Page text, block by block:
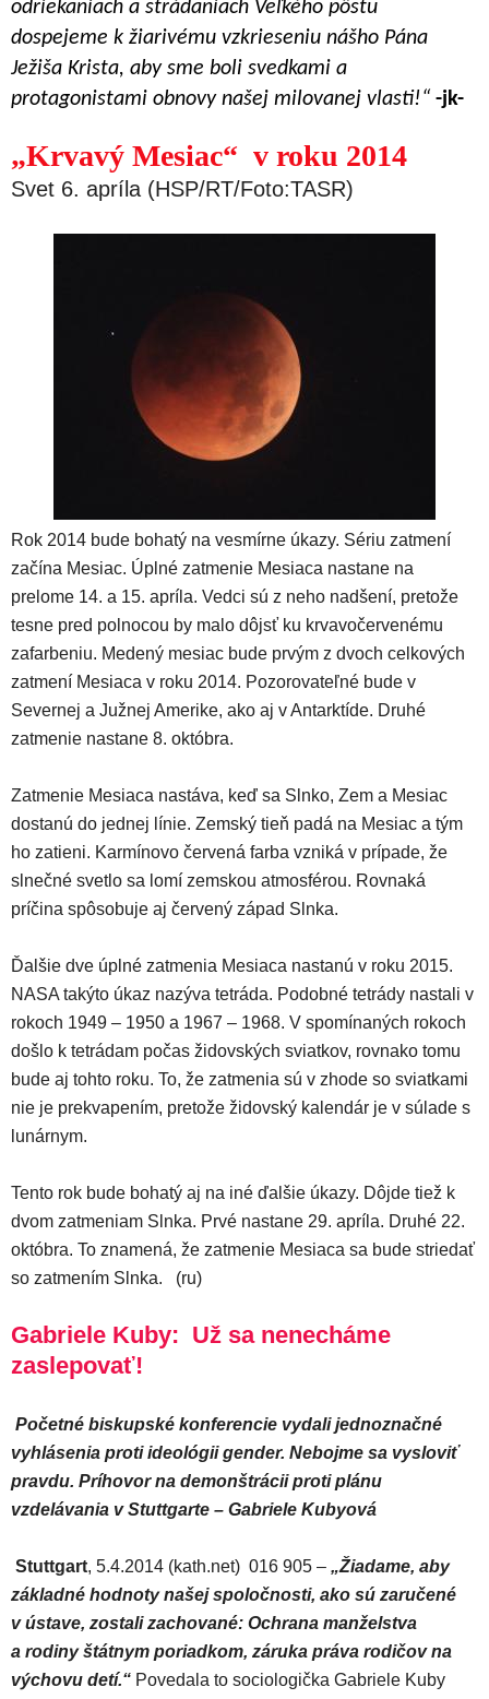
odriekaniach a strádaniach Veľkého pôstu
dospejeme k žiarivému vzkrieseniu nášho Pána
Ježiša Krista, aby sme boli svedkami a
protagonistami obnovy našej milovanej vlasti!“ -jk-
„Krvavý Mesiac“ v roku 2014
Svet 6. apríla (HSP/RT/Foto:TASR)
Rok 2014 bude bohatý na vesmírne úkazy. Sériu zatmení
začína Mesiac. Úplné zatmenie Mesiaca nastane na
prelome 14. a 15. apríla. Vedci sú z neho nadšení, pretože
tesne pred polnocou by malo dôjsť ku krvavočervenému
zafarbeniu. Medený mesiac bude prvým z dvoch celkových
zatmení Mesiaca v roku 2014. Pozorovateľné bude v
Severnej a Južnej Amerike, ako aj v Antarktíde. Druhé
zatmenie nastane 8. októbra.
Zatmenie Mesiaca nastáva, keď sa Slnko, Zem a Mesiac
dostanú do jednej línie. Zemský tieň padá na Mesiac a tým
ho zatieni. Karmínovo červená farba vzniká v prípade, že
slnečné svetlo sa lomí zemskou atmosférou. Rovnaká
príčina spôsobuje aj červený západ Slnka.
Ďalšie dve úplné zatmenia Mesiaca nastanú v roku 2015.
NASA takýto úkaz nazýva tetráda. Podobné tetrády nastali v
rokoch 1949 – 1950 a 1967 – 1968. V spomínaných rokoch
došlo k tetrádam počas židovských sviatkov, rovnako tomu
bude aj tohto roku. To, že zatmenia sú v zhode so sviatkami
nie je prekvapením, pretože židovský kalendár je v súlade s
lunárnym.
Tento rok bude bohatý aj na iné ďalšie úkazy. Dôjde tiež k
dvom zatmeniam Slnka. Prvé nastane 29. apríla. Druhé 22.
októbra. To znamená, že zatmenie Mesiaca sa bude striedať
so zatmením Slnka. (ru)
Gabriele Kuby: Už sa nenecháme
zaslepovať!
Početné biskupské konferencie vydali jednoznačné
vyhlásenia proti ideológii gender. Nebojme sa vysloviť
pravdu. Príhovor na demonštrácii proti plánu
vzdelávania v Stuttgarte – Gabriele Kubyová
Stuttgart, 5.4.2014 (kath.net) 016 905 – „Žiadame, aby
základné hodnoty našej spoločnosti, ako sú zaručené
v ústave, zostali zachované: Ochrana manželstva
a rodiny štátnym poriadkom, záruka práva rodičov na
výchovu detí.“ Povedala to sociologička Gabriele Kuby